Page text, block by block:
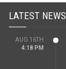
LATEST NEWS
AUG 16TH
4:18 PM